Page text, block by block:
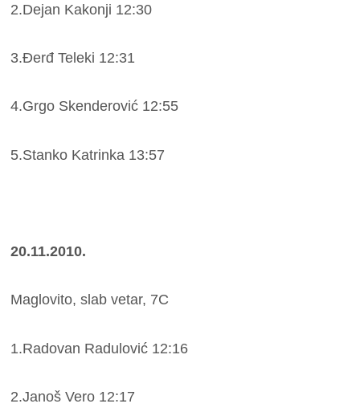
2.Dejan Kakonji 12:30
3.Đerđ Teleki 12:31
4.Grgo Skenderović 12:55
5.Stanko Katrinka 13:57
20.11.2010.
Maglovito, slab vetar, 7C
1.Radovan Radulović 12:16
2.Janoš Vero 12:17